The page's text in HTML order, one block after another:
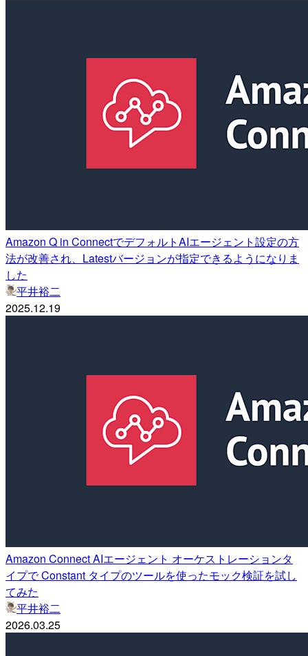
Amazon Q in ConnectでデフォルトAIエージェント設定の方
法が改善され、Latestバージョンが指定できるようになりま
した
平井裕二
2025.12.19
Amazon Connect AIエージェント オーケストレーションタ
イプで Constant タイプのツールを使ったモック検証を試し
てみた
平井裕二
2026.03.25